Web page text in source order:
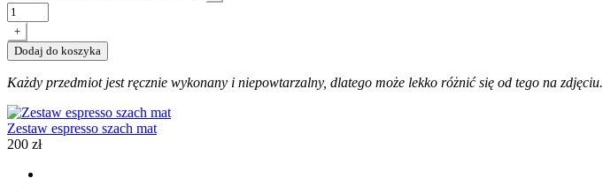
+
Dodaj do koszyka
Każdy przedmiot jest ręcznie wykonany i niepowtarzalny, dlatego może lekko różnić się od tego na zdjęciu.
Zestaw espresso szach mat
200 zł